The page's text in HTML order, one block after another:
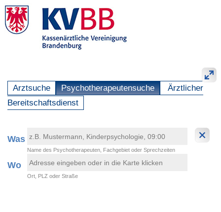
Arztsuche Psychotherapeutensuche
Ärztlicher
Bereitschaftsdienst
Was
Name des Psychotherapeuten, Fachgebiet oder Sprechzeiten
Wo
Ort, PLZ oder Straße